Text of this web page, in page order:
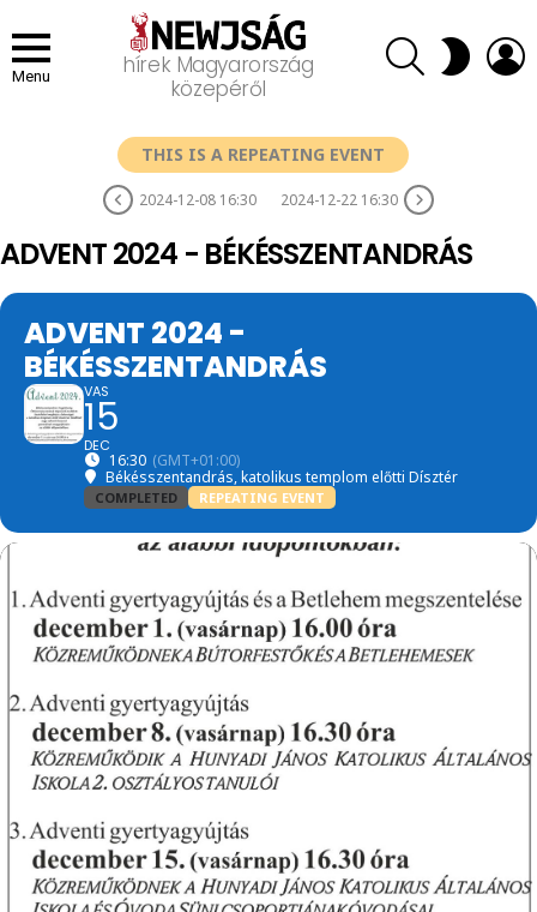
Menu
hírek Magyarország
közepéről
SEARCH SWITCH
SKIN
THIS IS A REPEATING EVENT
2024-12-08 16:30 2024-12-22 16:30
ADVENT 2024 - BÉKÉSSZENTANDRÁS
ADVENT 2024 -
BÉKÉSSZENTANDRÁS
VAS
15
DEC
16:30 (GMT+01:00)
Békésszentandrás, katolikus templom előtti Dísztér
COMPLETED REPEATING EVENT